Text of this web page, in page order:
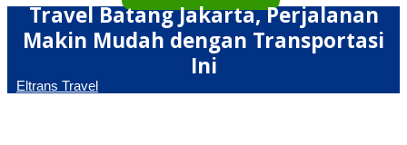
Travel Batang Jakarta, Perjalanan
Makin Mudah dengan Transportasi
Ini
Eltrans Travel